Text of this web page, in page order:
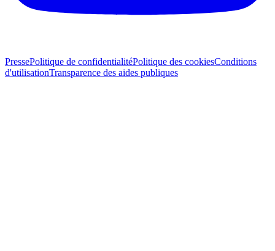
PressePolitique de confidentialitéPolitique des cookiesConditions
d'utilisationTransparence des aides publiques